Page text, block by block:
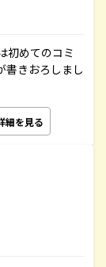
初めてのコミ
書きおろしまし
細を見る